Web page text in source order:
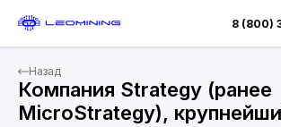
8 (800)
Назад
Компания Strategy (ранее
MicroStrategy),